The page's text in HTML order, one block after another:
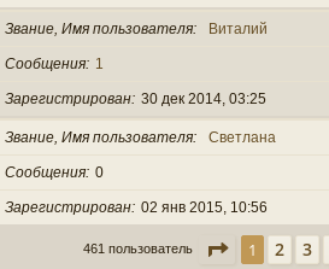
Звание, Имя пользователя Виталий
Сообщения 1
Зарегистрирован 30 дек 2014, 03:25
Звание, Имя пользователя Светлана
Сообщения 0
Зарегистрирован 02 янв 2015, 10:56
461 пользователь Страница
1 2 3